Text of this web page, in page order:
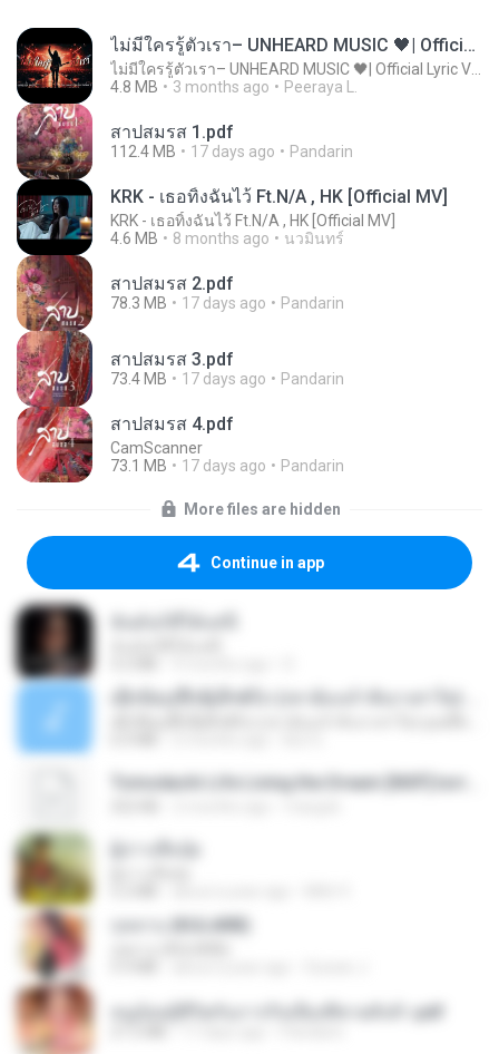
ไม่มีใครรู้ตัวเรา– UNHEARD MUSIC 🖤| Official Lyric Video | เพลงสู้ชีวิต
4.8 MB
3 months ago Peeraya L.
สาปสมรส 1.pdf
112.4 MB 17 days ago Pandarin
KRK - เธอทิ้งฉันไว้ Ft.N/A , HK [Official MV]
KRK - เธอทิ้งฉันไว้ Ft.N/A , HK [Official MV]
4.6 MB
8 months ago นวมินทร์
สาปสมรส 2.pdf
78.3 MB 17 days ago Pandarin
สาปสมรส 3.pdf
73.4 MB 17 days ago Pandarin
สาปสมรส 4.pdf
CamScanner
73.1 MB
17 days ago Pandarin
More files are hidden
Continue in app
กุหลาบ (KULARB)
หนูน้อยสู้ชีวิตกับภารกิจเลี้ยงพี่ชายทั้งห้า.pdf